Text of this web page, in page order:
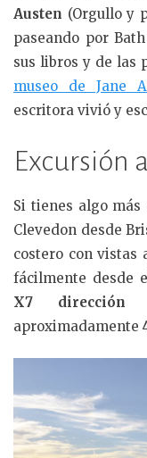
Austen (Orgullo y
paseando por
sus libros y de las
museo de Jane
escritora vivió y
Excursión
Si tienes algo más
Clevedon desde
costero con vistas
fácilmente desde
X7 dirección
aproximadamente